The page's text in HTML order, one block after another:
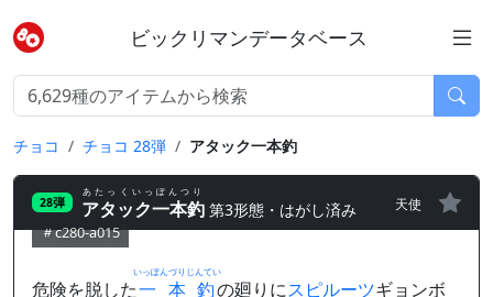
ビックリマンデータベース
チョコ チョコ 28弾 アタック一本釣
28弾 アタック一本釣
あたっくいっぽんつり
第3形態・はがし済み 天使
c280-a015
危険を脱した一本釣
いっぽんづりじんてい
の廻りにスピルーツギョンボ